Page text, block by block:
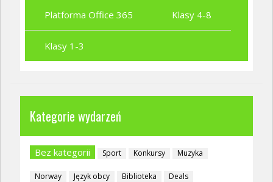
Platforma Office 365 Klasy 4-8
Klasy 1-3
Kategorie wydarzeń
Bez kategorii Sport Konkursy Muzyka
Norway Język obcy Biblioteka Deals